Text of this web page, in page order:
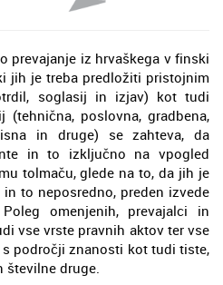
prevajanje iz hrvaškega v finski
jih je treba predložiti pristojnim
soglasij in izjav) kot tudi
(tehnična, poslovna, gradbena,
in druge) se zahteva, da
in to izključno na vpogled
tolmaču, glede na to, da jih je
to neposredno, preden izvede
omenjenih, prevajalci in
vse vrste pravnih aktov ter vse
področji znanosti kot tudi tiste,
številne druge.